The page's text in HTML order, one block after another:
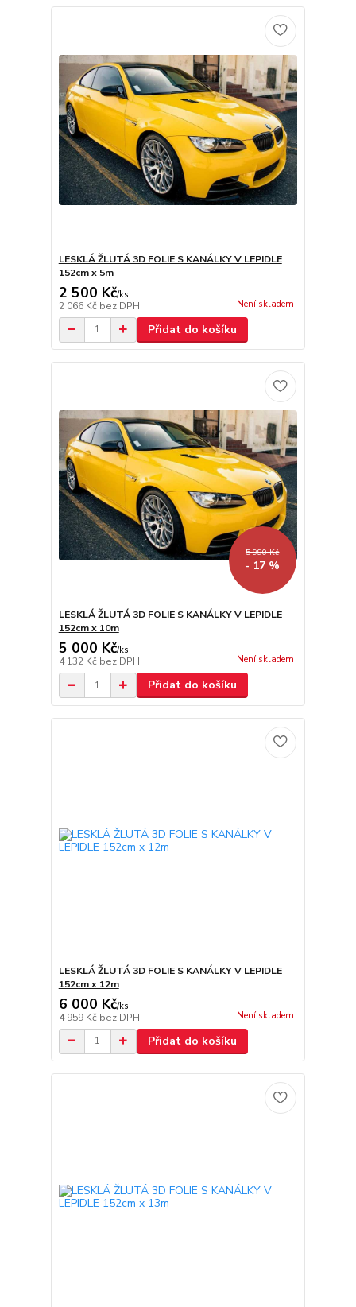
LESKLÁ ŽLUTÁ 3D FOLIE S KANÁLKY V LEPIDLE
152cm x 5m
2 500 Kč/ks
2 066 Kč bez DPH Není skladem
Přidat do košíku
5 990 Kč
- 17 %
LESKLÁ ŽLUTÁ 3D FOLIE S KANÁLKY V LEPIDLE
152cm x 10m
5 000 Kč/ks
4 132 Kč bez DPH Není skladem
Přidat do košíku
LESKLÁ ŽLUTÁ 3D FOLIE S KANÁLKY V LEPIDLE
152cm x 12m
6 000 Kč/ks
4 959 Kč bez DPH Není skladem
Přidat do košíku